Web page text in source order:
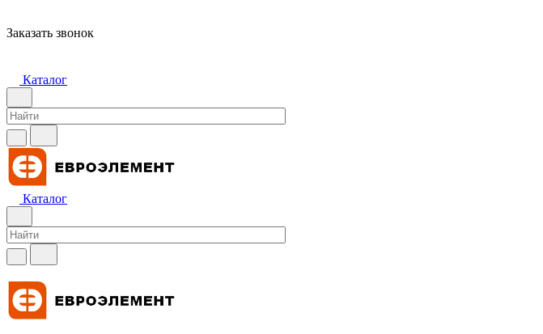
Заказать звонок
Каталог
Каталог